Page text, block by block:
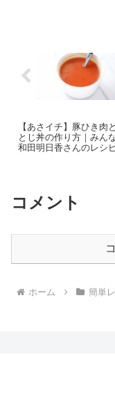
【あさイチ】豚ひき肉
とじ丼の作り方｜みん
和田明日香さんのレシ
コメント
ホーム 簡単